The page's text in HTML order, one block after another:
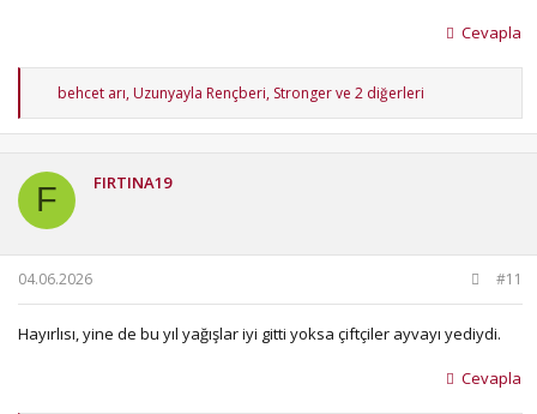
Cevapla
T
p
r
behcet arı,Uzunyayla Rençberi, Strongerve 2 diğerleri
F FIRTINA19
04.06.2026 #11
Hayırlısı, yine de bu yıl yağışlar iyi gitti yoksa çiftçiler ayvayı yediydi.
Cevapla